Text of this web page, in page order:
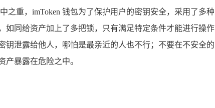
重，imToken 钱包为了保护用户的密钥安全，采用了多
同给资产加上了多把锁，只有满足特定条件才能进行操
泄露给他人，哪怕是最亲近的人也不行；不要在不安全
暴露在危险之中。